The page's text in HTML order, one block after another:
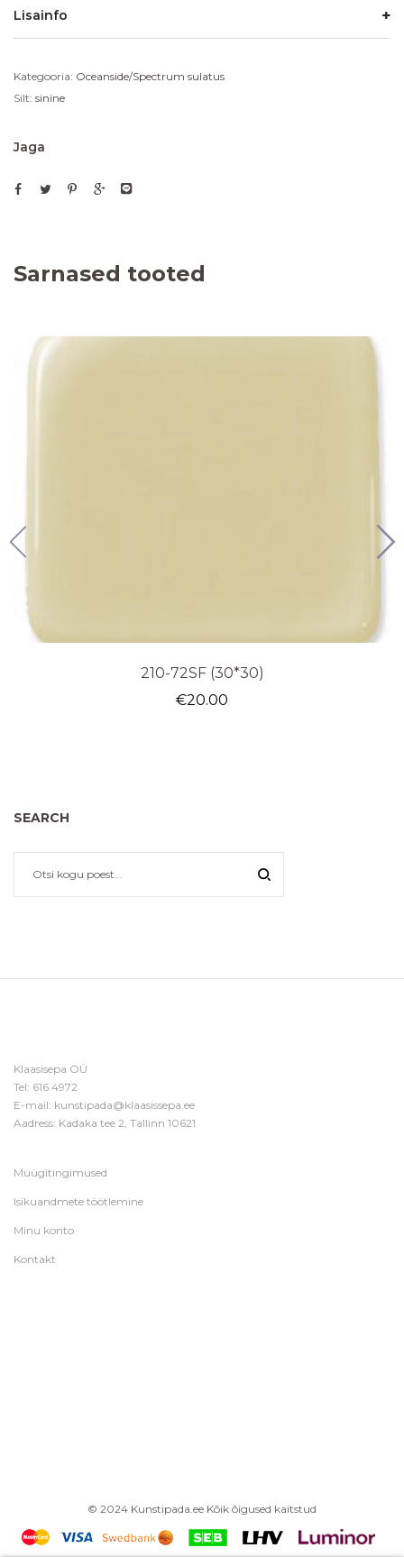
Lisainfo
Kategooria: Oceanside/Spectrum sulatus
Silt: sinine
Jaga
Sarnased tooted
210-72SF (30*30)
€20.00
SEARCH
Klaasisepa OÜ
Tel: 616 4972
E-mail: kunstipada@klaasissepa.ee
Aadress: Kadaka tee 2, Tallinn 10621
Müügitingimused
Isikuandmete töötlemine
Minu konto
Kontakt
© 2024 Kunstipada.ee Kõik õigused kaitstud